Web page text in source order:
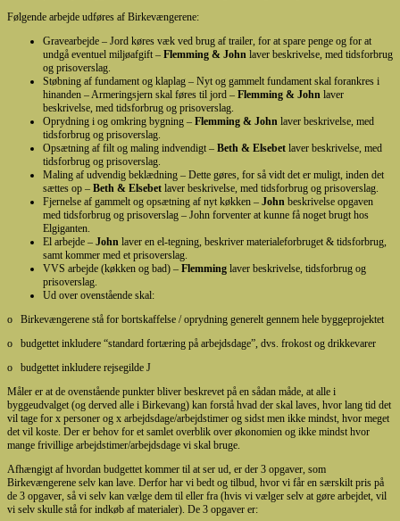
Følgende arbejde udføres af Birkevængerene:
Gravearbejde – Jord køres væk ved brug af trailer, for at spare penge og for at
undgå eventuel miljøafgift – Flemming & John laver beskrivelse, med tidsforbrug
og prisoverslag.
Støbning af fundament og klaplag – Nyt og gammelt fundament skal forankres i
hinanden – Armeringsjern skal føres til jord – Flemming & John laver
beskrivelse, med tidsforbrug og prisoverslag.
Oprydning i og omkring bygning – Flemming & John laver beskrivelse, med
tidsforbrug og prisoverslag.
Opsætning af filt og maling indvendigt – Beth & Elsebet laver beskrivelse, med
tidsforbrug og prisoverslag.
Maling af udvendig beklædning – Dette gøres, for så vidt det er muligt, inden det
sættes op – Beth & Elsebet laver beskrivelse, med tidsforbrug og prisoverslag.
Fjernelse af gammelt og opsætning af nyt køkken – John beskrivelse opgaven
med tidsforbrug og prisoverslag – John forventer at kunne få noget brugt hos
Elgiganten.
El arbejde – John laver en el-tegning, beskriver materialeforbruget & tidsforbrug,
samt kommer med et prisoverslag.
VVS arbejde (køkken og bad) – Flemming laver beskrivelse, tidsforbrug og
prisoverslag.
Ud over ovenstående skal:
o Birkevængerene stå for bortskaffelse / oprydning generelt gennem hele byggeprojektet
o budgettet inkludere “standard fortæring på arbejdsdage”, dvs. frokost og drikkevarer
o budgettet inkludere rejsegilde J
Måler er at de ovenstående punkter bliver beskrevet på en sådan måde, at alle i
byggeudvalget (og derved alle i Birkevang) kan forstå hvad der skal laves, hvor lang tid det
vil tage for x personer og x arbejdsdage/arbejdstimer og sidst men ikke mindst, hvor meget
det vil koste. Der er behov for et samlet overblik over økonomien og ikke mindst hvor
mange frivillige arbejdstimer/arbejdsdage vi skal bruge.
Afhængigt af hvordan budgettet kommer til at ser ud, er der 3 opgaver, som
Birkevængerene selv kan lave. Derfor har vi bedt og tilbud, hvor vi får en særskilt pris på
de 3 opgaver, så vi selv kan vælge dem til eller fra (hvis vi vælger selv at gøre arbejdet, vil
vi selv skulle stå for indkøb af materialer). De 3 opgaver er: